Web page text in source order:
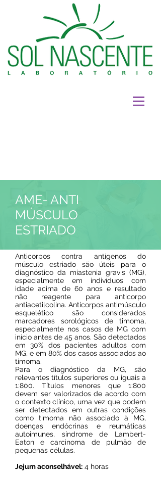
AME- ANTI
MÚSCULO
ESTRIADO
Anticorpos contra antígenos do
músculo estriado são úteis para o
diagnóstico da miastenia gravis (MG),
especialmente em indivíduos com
idade acima de 60 anos e resultado
não reagente para anticorpo
antiacetilcolina. Anticorpos antimúsculo
esquelético são considerados
marcadores sorológicos de timoma,
especialmente nos casos de MG com
início antes de 45 anos. São detectados
em 30% dos pacientes adultos com
MG, e em 80% dos casos associados ao
timoma.
Para o diagnóstico da MG, são
relevantes títulos superiores ou iguais a
1:800. Títulos menores que 1:800
devem ser valorizados de acordo com
o contexto clínico, uma vez que podem
ser detectados em outras condições
como timoma não associado à MG,
doenças endócrinas e reumáticas
autoimunes, síndrome de Lambert-
Eaton e carcinoma de pulmão de
pequenas células.
Jejum aconselhável: 4 horas